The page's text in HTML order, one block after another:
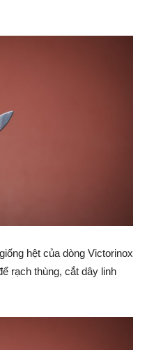
hệt của dòng Victorinox
rạch thùng, cắt dây linh